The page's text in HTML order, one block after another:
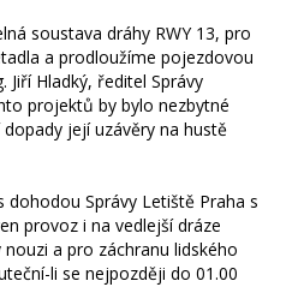
soustava dráhy RWY 13, pro
a prodloužíme pojezdovou
Hladký, ředitel Správy
projektů by bylo nezbytné
její uzávěry na hustě
dohodou Správy Letiště Praha s
provoz i na vedlejší dráze
a pro záchranu lidského
li se nejpozději do 01.00